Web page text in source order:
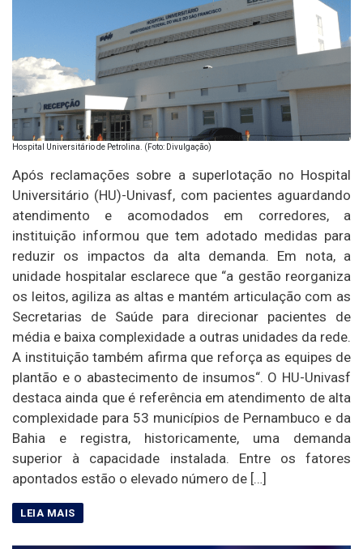
Hospital Universitário de Petrolina. (Foto: Divulgação)
Após reclamações sobre a superlotação no Hospital
Universitário (HU)-Univasf, com pacientes aguardando
atendimento e acomodados em corredores, a
instituição informou que tem adotado medidas para
reduzir os impactos da alta demanda. Em nota, a
unidade hospitalar esclarece que “a gestão reorganiza
os leitos, agiliza as altas e mantém articulação com as
Secretarias de Saúde para direcionar pacientes de
média e baixa complexidade a outras unidades da rede.
A instituição também afirma que reforça as equipes de
plantão e o abastecimento de insumos“. O HU-Univasf
destaca ainda que é referência em atendimento de alta
complexidade para 53 municípios de Pernambuco e da
Bahia e registra, historicamente, uma demanda
superior à capacidade instalada. Entre os fatores
apontados estão o elevado número de […]